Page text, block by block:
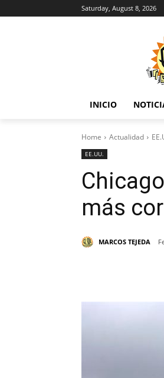
Saturday, August 8, 2026
INICIO
Home Actualidad
EE.UU.
más
MARCOS TEJEDA